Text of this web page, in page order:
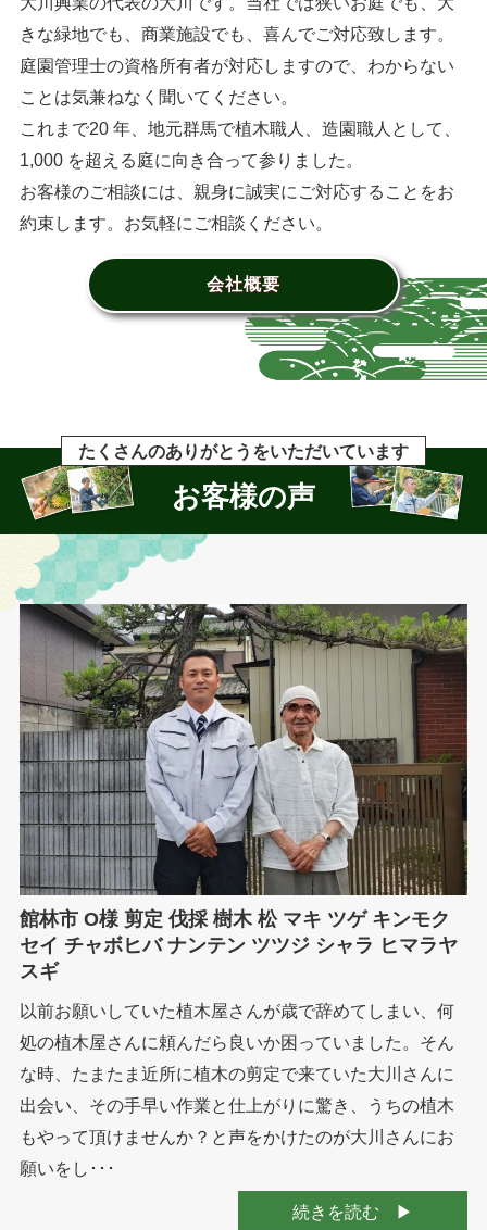
きな緑地でも、商業施設でも、喜んでご対応致します。
庭園管理士の資格所有者が対応しますので、わからない
ことは気兼ねなく聞いてください。
これまで20 年、地元群馬で植木職人、造園職人として、
1,000 を超える庭に向き合って参りました。
お客様のご相談には、親身に誠実にご対応することをお
約束します。お気軽にご相談ください。
会社概要
たくさんのありがとうをいただいています
お客様の声
館林市 O様 剪定 伐採 樹木 松 マキ ツゲ キンモク
セイ チャボヒバ ナンテン ツツジ シャラ ヒマラヤ
スギ
以前お願いしていた植木屋さんが歳で辞めてしまい、何
処の植木屋さんに頼んだら良いか困っていました。そん
な時、たまたま近所に植木の剪定で来ていた大川さんに
出会い、その手早い作業と仕上がりに驚き、うちの植木
もやって頂けませんか？と声をかけたのが大川さんにお
願いをし･･･
続きを読む